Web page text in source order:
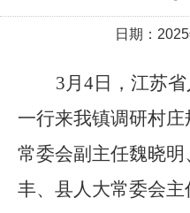
日期：
3月4日，江苏
一行来我镇调研村
常委会副主任魏晓
丰、县人大常委会